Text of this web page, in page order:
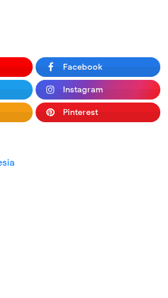
Facebook
Instagram
Pinterest